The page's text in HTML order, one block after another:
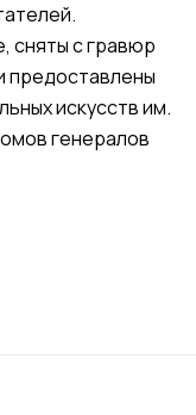
сняты с гравюр
предоставлены
искусств им.
генералов